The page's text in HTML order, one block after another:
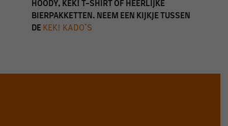
HOODY, KEK! T-SHIRT OF HEERLIJKE
BIERPAKKETTEN. NEEM EEN KIJKJE TUSSEN
DE KEK! KADO’S